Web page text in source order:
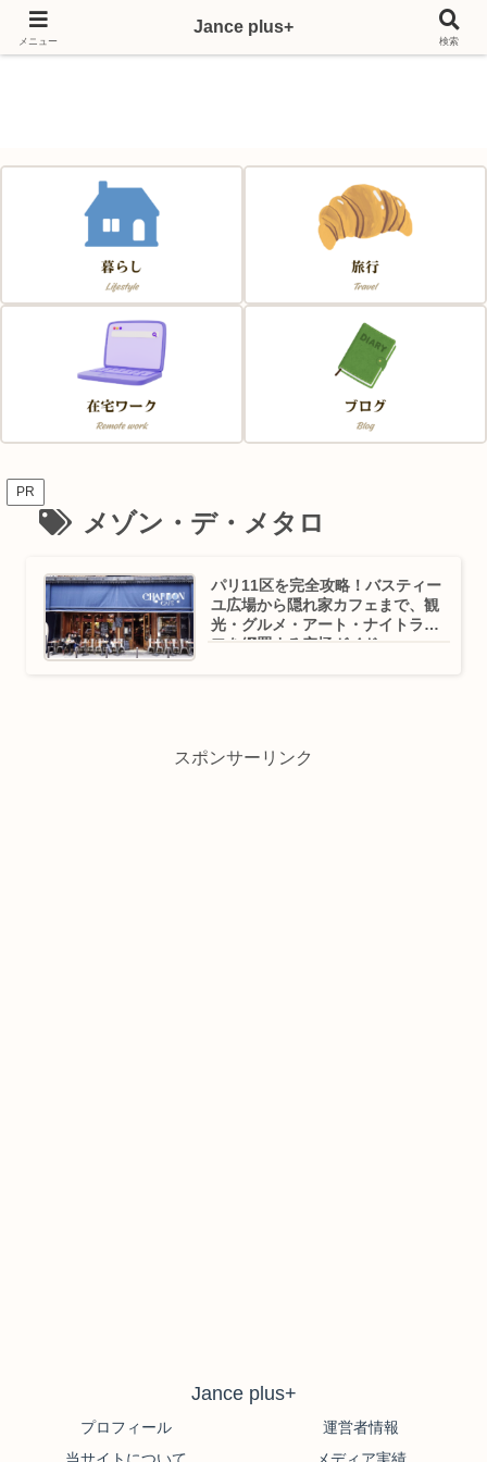
Japan & France & Chance～フランス移住応援サイト～
PR
メゾン・デ・メタロ
パリ11区を完全攻略！バスティー
ユ広場から隠れ家カフェまで、観
光・グルメ・アート・ナイトライ
フを網羅する究極ガイド
スポンサーリンク
Jance plus+
プロフィール
運営者情報
当サイトについて
メディア実績
メニュー
Jance plus+
検索